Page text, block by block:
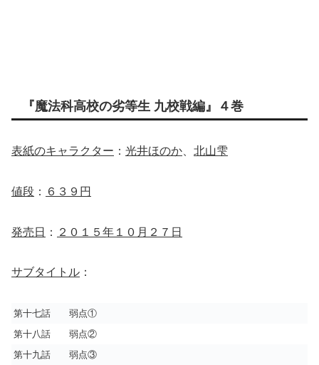
『魔法科高校の劣等生 九校戦編』４巻
表紙のキャラクター ： 光井ほのか 北山雫
値段 ： ６３９円
発売日 ： ２０１５年１０月２７日
サブタイトル ：
第十七話 弱点①
第十八話 弱点②
第十九話 弱点③